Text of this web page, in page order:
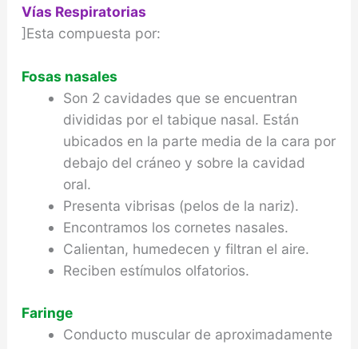
Vías Respiratorias
]Esta compuesta por:
Fosas nasales
Son 2 cavidades que se encuentran
divididas por el tabique nasal. Están
ubicados en la parte media de la cara por
debajo del cráneo y sobre la cavidad
oral.
Presenta vibrisas (pelos de la nariz).
Encontramos los cornetes nasales.
Calientan, humedecen y filtran el aire.
Reciben estímulos olfatorios.
Faringe
Conducto muscular de aproximadamente